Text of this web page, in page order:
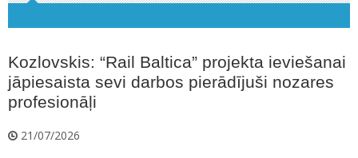
Kozlovskis: “Rail Baltica” projekta ieviešanai
jāpiesaista sevi darbos pierādījuši nozares
profesionāļi
21/07/2026